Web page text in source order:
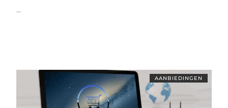
...
AANBIEDINGEN